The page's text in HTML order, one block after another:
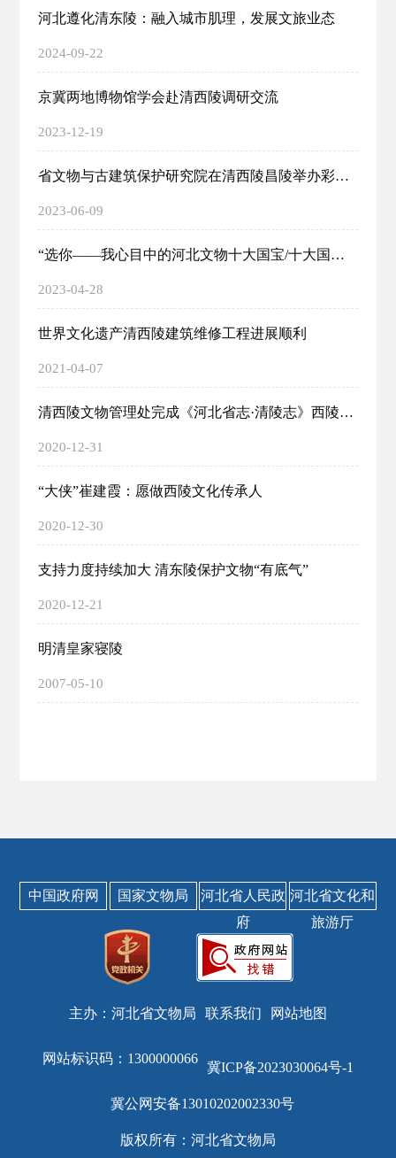
河北遵化清东陵：融入城市肌理，发展文旅业态
2024-09-22
京冀两地博物馆学会赴清西陵调研交流
2023-12-19
省文物与古建筑保护研究院在清西陵昌陵举办彩画保护培训研讨会
2023-06-09
“选你——我心目中的河北文物十大国宝/十大国保”名单揭晓
2023-04-28
世界文化遗产清西陵建筑维修工程进展顺利
2021-04-07
清西陵文物管理处完成《河北省志·清陵志》西陵篇目的编纂工作
2020-12-31
“大侠”崔建霞：愿做西陵文化传承人
2020-12-30
支持力度持续加大 清东陵保护文物“有底气”
2020-12-21
明清皇家寝陵
2007-05-10
中国政府网 国家文物局
河北省人民政
府
河北省文化和
旅游厅
主办：河北省文物局 联系我们 网站地图
网站标识码：1300000066
冀ICP备2023030064号-1
冀公网安备13010202002330号
版权所有：河北省文物局